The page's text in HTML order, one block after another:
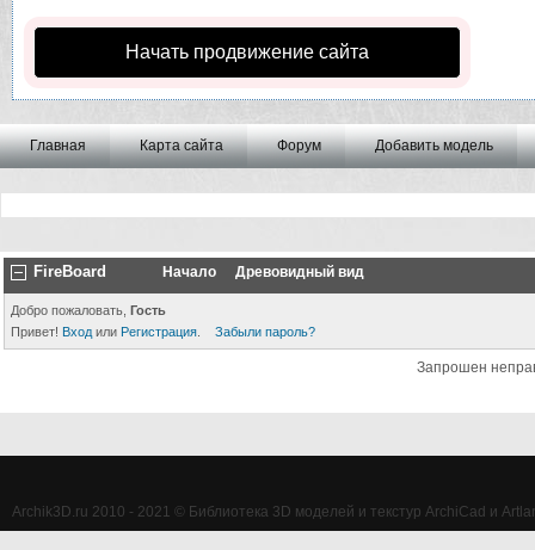
Начать продвижение сайта
Главная Карта сайта Форум Добавить модель
FireBoard Начало Древовидный вид
Добро пожаловать, Гость
Привет! Вход или Регистрация Забыли пароль?
Запрошен
Archik3D.ru 2010 - 2021 © Библиотека 3D моделей и текстур ArchiCad и